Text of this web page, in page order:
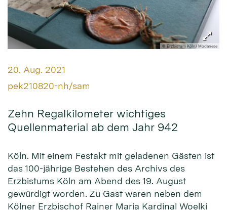
© Erzbistum Köln/ Modanese
Datum:
20. Aug. 2021
Von:
pek210820-nh/sam
Zehn Regalkilometer wichtiges
Quellenmaterial ab dem Jahr 942
Köln. Mit einem Festakt mit geladenen Gästen ist
das 100-jährige Bestehen des Archivs des
Erzbistums Köln am Abend des 19. August
gewürdigt worden. Zu Gast waren neben dem
Kölner Erzbischof Rainer Maria Kardinal Woelki